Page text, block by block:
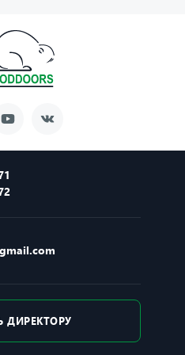
сувальдный
Механический
ДИРЕКТОРУ